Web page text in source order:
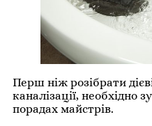
Перш ніж розібрати
каналізації, необхідно
порадах майстрів.